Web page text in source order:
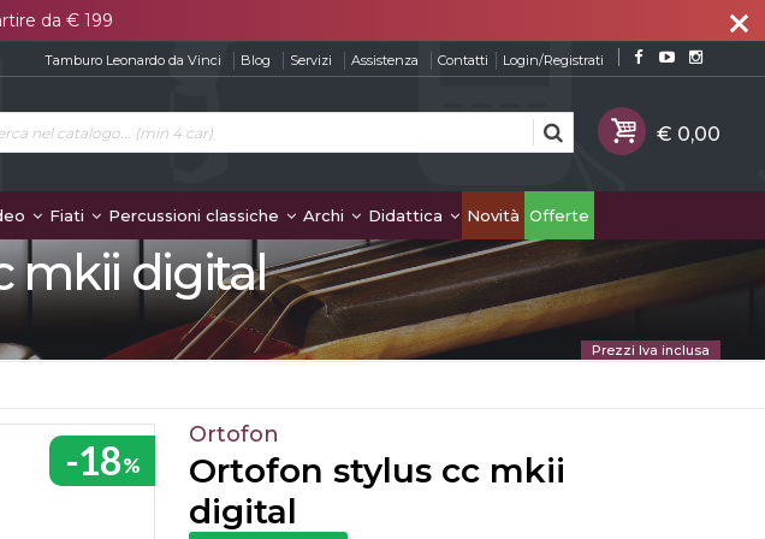
close
da € 199
Tamburo Leonardo da Vinci Blog Servizi Assistenza Contatti Login/Registrati
Fiati Percussioni classiche Archi Didattica Novità Offerte
mkii digital
Prezzi Iva inclusa
-18%
Ortofon
Ortofon stylus cc mkii
digital